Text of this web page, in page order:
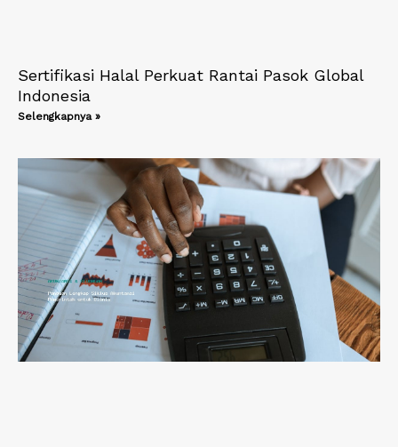
Sertifikasi Halal Perkuat Rantai Pasok Global
Indonesia
Selengkapnya »